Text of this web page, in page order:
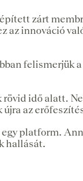
zárt
innováció
felismerjük
idő alatt.
újra az
platform.
hallását.